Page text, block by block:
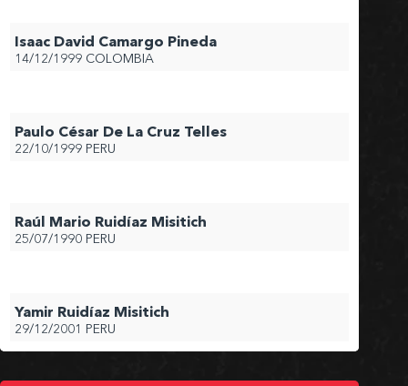
Isaac David Camargo Pineda
14/12/1999 COLOMBIA
Paulo César De La Cruz Telles
22/10/1999 PERU
Raúl Mario Ruidíaz Misitich
25/07/1990 PERU
Yamir Ruidíaz Misitich
29/12/2001 PERU